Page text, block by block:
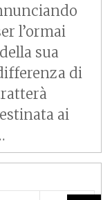
l’ormai
sua
di
ai